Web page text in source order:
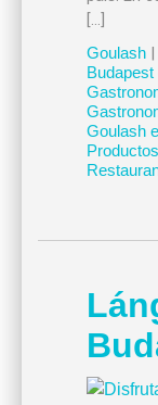
[…]
Goulash|
Goulash